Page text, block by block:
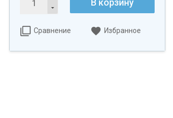
В корзину
Сравнение Избранное